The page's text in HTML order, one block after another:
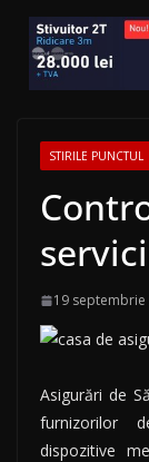
STIRILE PUNCTUL
19 septembrie
Asigurări de
furnizorilor
dispozitive